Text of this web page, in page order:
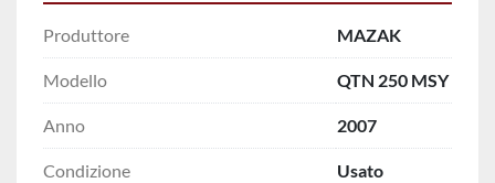
Produttore MAZAK
Modello QTN 250 MSY
Anno 2007
Condizione Usato